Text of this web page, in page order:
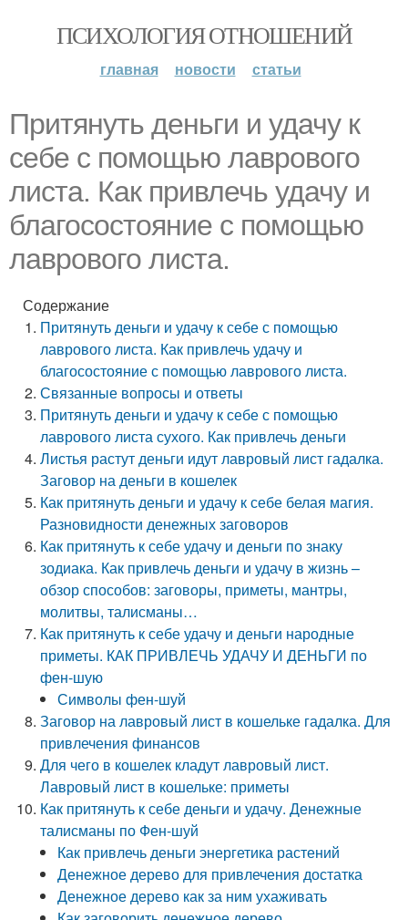
ПСИХОЛОГИЯ ОТНОШЕНИЙ
главная новости статьи
Притянуть деньги и удачу к
себе с помощью лаврового
листа. Как привлечь удачу и
благосостояние с помощью
лаврового листа.
Содержание
Притянуть деньги и удачу к себе с помощью
лаврового листа. Как привлечь удачу и
благосостояние с помощью лаврового листа.
Связанные вопросы и ответы
Притянуть деньги и удачу к себе с помощью
лаврового листа сухого. Как привлечь деньги
Листья растут деньги идут лавровый лист гадалка.
Заговор на деньги в кошелек
Как притянуть деньги и удачу к себе белая магия.
Разновидности денежных заговоров
Как притянуть к себе удачу и деньги по знаку
зодиака. Как привлечь деньги и удачу в жизнь –
обзор способов: заговоры, приметы, мантры,
молитвы, талисманы…
Как притянуть к себе удачу и деньги народные
приметы. КАК ПРИВЛЕЧЬ УДАЧУ И ДЕНЬГИ по
фен-шую
Символы фен-шуй
Заговор на лавровый лист в кошельке гадалка. Для
привлечения финансов
Для чего в кошелек кладут лавровый лист.
Лавровый лист в кошельке: приметы
Как притянуть к себе деньги и удачу. Денежные
талисманы по Фен-шуй
Как привлечь деньги энергетика растений
Денежное дерево для привлечения достатка
Денежное дерево как за ним ухаживать